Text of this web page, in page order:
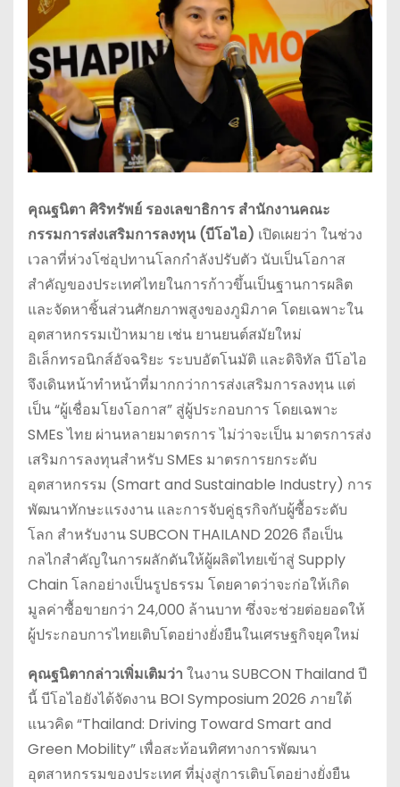
คุณฐนิตา ศิริทรัพย์ รองเลขาธิการ สำนักงานคณะ
กรรมการส่งเสริมการลงทุน (บีโอไอ) เปิดเผยว่า ในช่วง
เวลาที่ห่วงโซ่อุปทานโลกกำลังปรับตัว นับเป็นโอกาส
สำคัญของประเทศไทยในการก้าวขึ้นเป็นฐานการผลิต
และจัดหาชิ้นส่วนศักยภาพสูงของภูมิภาค โดยเฉพาะใน
อุตสาหกรรมเป้าหมาย เช่น ยานยนต์สมัยใหม่
อิเล็กทรอนิกส์อัจฉริยะ ระบบอัตโนมัติ และดิจิทัล บีโอไอ
จึงเดินหน้าทำหน้าที่มากกว่าการส่งเสริมการลงทุน แต่
เป็น “ผู้เชื่อมโยงโอกาส” สู่ผู้ประกอบการ โดยเฉพาะ
SMEs ไทย ผ่านหลายมาตรการ ไม่ว่าจะเป็น มาตรการส่ง
เสริมการลงทุนสำหรับ SMEs มาตรการยกระดับ
อุตสาหกรรม (Smart and Sustainable Industry) การ
พัฒนาทักษะแรงงาน และการจับคู่ธุรกิจกับผู้ซื้อระดับ
โลก สำหรับงาน SUBCON THAILAND 2026 ถือเป็น
กลไกสำคัญในการผลักดันให้ผู้ผลิตไทยเข้าสู่ Supply
Chain โลกอย่างเป็นรูปธรรม โดยคาดว่าจะก่อให้เกิด
มูลค่าซื้อขายกว่า 24,000 ล้านบาท ซึ่งจะช่วยต่อยอดให้
ผู้ประกอบการไทยเติบโตอย่างยั่งยืนในเศรษฐกิจยุคใหม่
คุณฐนิตากล่าวเพิ่มเติมว่า ในงาน SUBCON Thailand ปี
นี้ บีโอไอยังได้จัดงาน BOI Symposium 2026 ภายใต้
แนวคิด “Thailand: Driving Toward Smart and
Green Mobility” เพื่อสะท้อนทิศทางการพัฒนา
อุตสาหกรรมของประเทศ ที่มุ่งสู่การเติบโตอย่างยั่งยืน